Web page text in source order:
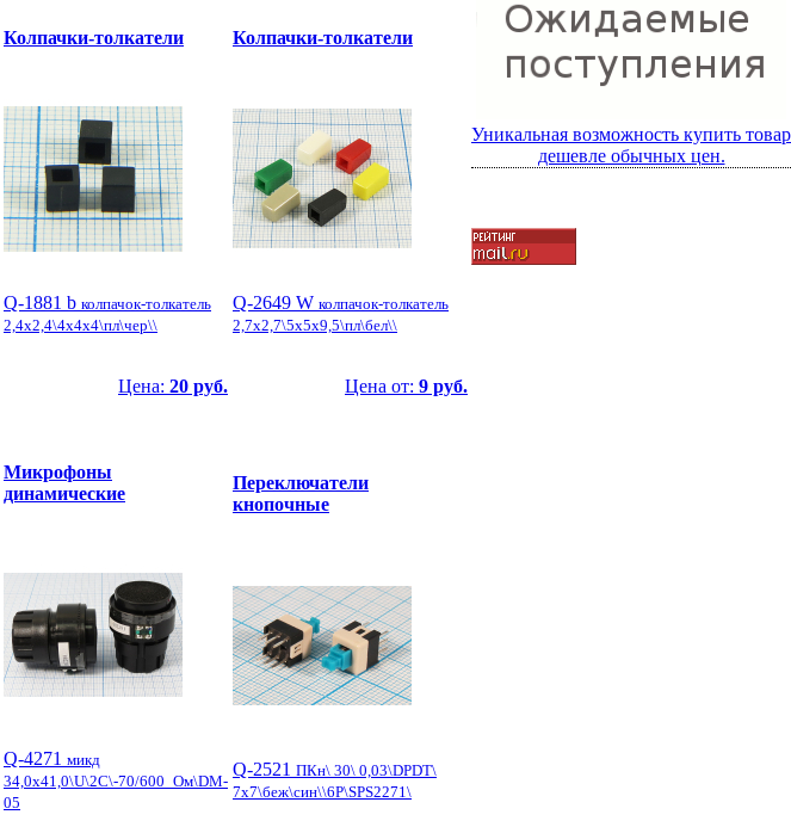
Колпачки-толкатели
Q-1881 b колпачок-толкатель
2,4x2,4\4x4x4\пл\чер\\
Цена: 20 руб.
Колпачки-толкатели
Q-2649 W колпачок-толкатель
2,7x2,7\5x5x9,5\пл\бел\\
Цена от: 9 руб.
Микрофоны
динамические
Q-4271 микд
34,0x41,0\U\2C\-70/600_Ом\DM-
05
Переключатели
кнопочные
Q-2521 ПКн\ 30\ 0,03\DPDT\
7x7\беж\син\\6P\SPS2271\
Уникальная возможность купить товар
дешевле обычных цен.